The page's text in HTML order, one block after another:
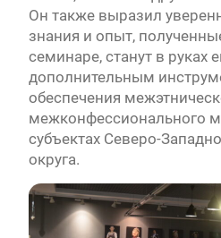
Он также выразил
знания и опыт,
семинаре, станут в руках
дополнительным
обеспечения
межконфессионального
субъектах Северо-
округа.